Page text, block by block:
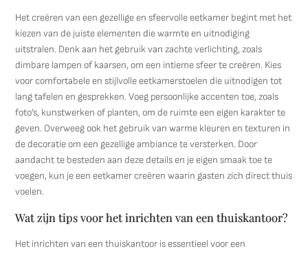
Het creëren van een gezellige en sfeervolle eetkamer begint met het
kiezen van de juiste elementen die warmte en uitnodiging
uitstralen. Denk aan het gebruik van zachte verlichting, zoals
dimbare lampen of kaarsen, om een intieme sfeer te creëren. Kies
voor comfortabele en stijlvolle eetkamerstoelen die uitnodigen tot
lang tafelen en gesprekken. Voeg persoonlijke accenten toe, zoals
foto’s, kunstwerken of planten, om de ruimte een eigen karakter te
geven. Overweeg ook het gebruik van warme kleuren en texturen in
de decoratie om een gezellige ambiance te versterken. Door
aandacht te besteden aan deze details en je eigen smaak toe te
voegen, kun je een eetkamer creëren waarin gasten zich direct thuis
voelen.
Wat zijn tips voor het inrichten van een thuiskantoor?
Het inrichten van een thuiskantoor is essentieel voor een